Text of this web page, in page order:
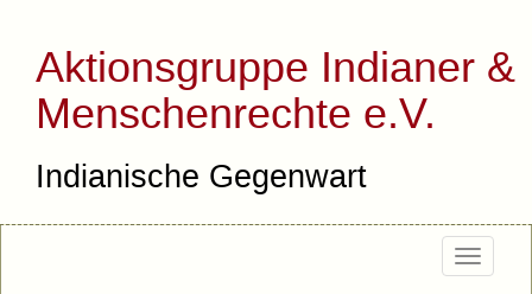
Aktionsgruppe Indianer &
Menschenrechte e.V.
Indianische Gegenwart